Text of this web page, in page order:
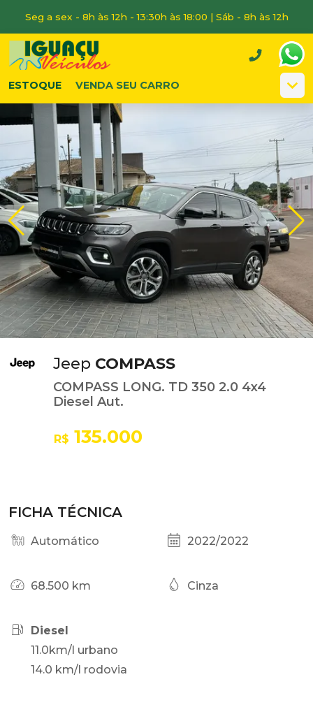
Seg a sex - 8h às 12h - 13:30h às 18:00 | Sáb - 8h às 12h
ESTOQUE VENDA SEU CARRO
Jeep COMPASS
COMPASS LONG. TD 350 2.0 4x4
Diesel Aut.
R$ 135.000
FICHA TÉCNICA
Automático 2022/2022
68.500 km Cinza
Diesel
11.0km/l urbano
14.0 km/l rodovia